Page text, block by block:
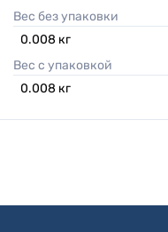
Вес без упаковки
0.008 кг
Вес с упаковкой
0.008 кг